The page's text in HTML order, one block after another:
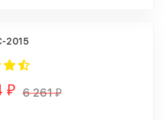
2015
₽ 6 261₽